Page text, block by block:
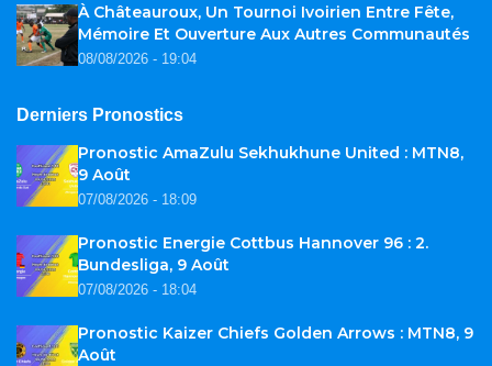
À Châteauroux, Un Tournoi Ivoirien Entre Fête,
Mémoire Et Ouverture Aux Autres Communautés
08/08/2026 - 19:04
Derniers Pronostics
Pronostic AmaZulu Sekhukhune United : MTN8,
9 Août
07/08/2026 - 18:09
Pronostic Energie Cottbus Hannover 96 : 2.
Bundesliga, 9 Août
07/08/2026 - 18:04
Pronostic Kaizer Chiefs Golden Arrows : MTN8, 9
Août